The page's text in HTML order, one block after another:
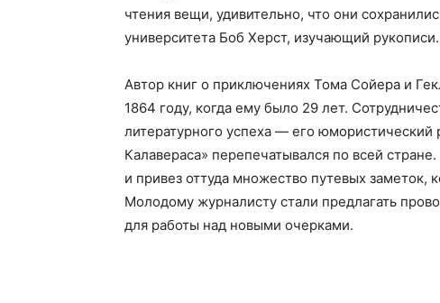
чтения вещи, удивительно, что они
университета Боб Херст, изучающий рукописи.
Автор книг о приключениях Тома Сойера и
1864 году, когда ему было 29 лет.
литературного успеха — его юмористический
Калавераса» перепечатывался по всей
и привез оттуда множество путевых заметок,
Молодому журналисту стали предлагать
для работы над новыми очерками.